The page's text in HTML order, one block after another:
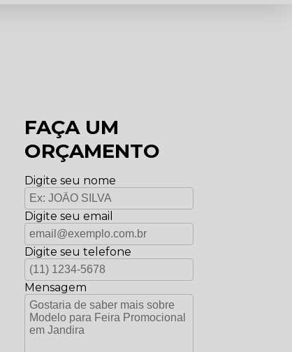
FAÇA UM
ORÇAMENTO
Digite seu nome
Digite seu email
Digite seu telefone
Mensagem